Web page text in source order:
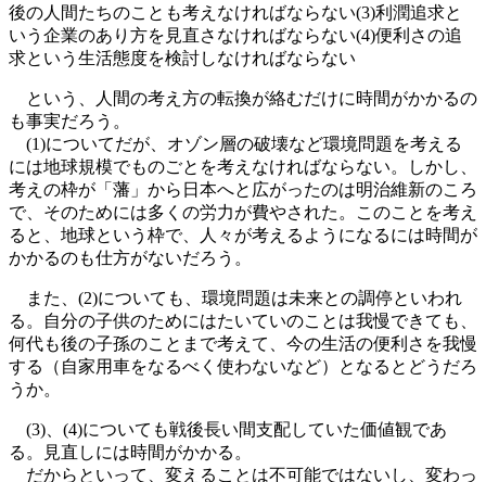
後の人間たちのことも考えなければならない(3)利潤追求と
いう企業のあり方を見直さなければならない(4)便利さの追
求という生活態度を検討しなければならない
という、人間の考え方の転換が絡むだけに時間がかかるの
も事実だろう。
(1)についてだが、オゾン層の破壊など環境問題を考える
には地球規模でものごとを考えなければならない。しかし、
考えの枠が「藩」から日本へと広がったのは明治維新のころ
で、そのためには多くの労力が費やされた。このことを考え
ると、地球という枠で、人々が考えるようになるには時間が
かかるのも仕方がないだろう。
また、(2)についても、環境問題は未来との調停といわれ
る。自分の子供のためにはたいていのことは我慢できても、
何代も後の子孫のことまで考えて、今の生活の便利さを我慢
する（自家用車をなるべく使わないなど）となるとどうだろ
うか。
(3)、(4)についても戦後長い間支配していた価値観であ
る。見直しには時間がかかる。
だからといって、変えることは不可能ではないし、変わっ